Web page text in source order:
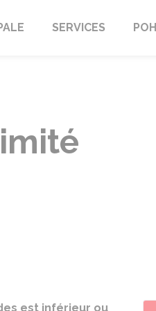
SERVICES
est inférieur ou